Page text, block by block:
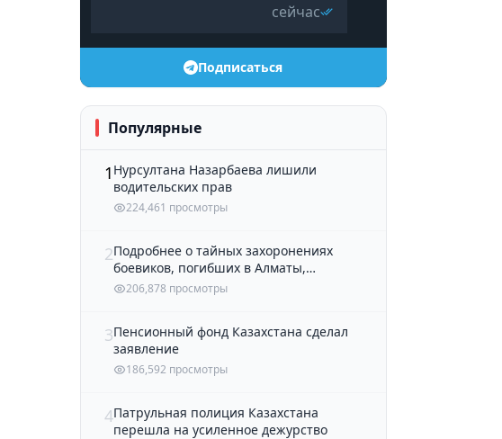
сейчас
Подписаться
Популярные
1 Нурсултана Назарбаева лишили
водительских прав
224,461 просмотры
2Подробнее о тайных захоронениях
боевиков, погибших в Алматы,
рассказали в полиции
206,878 просмотры
3Пенсионный фонд Казахстана сделал
заявление
186,592 просмотры
4Патрульная полиция Казахстана
перешла на усиленное дежурство